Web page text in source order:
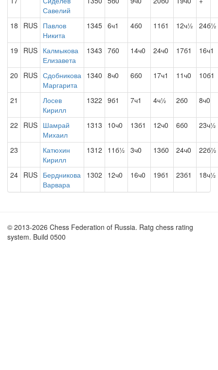
Савелий
18 RUS Павлов
Никита
1345 6ч1 4б0 11б1 12ч½ 24б½
19 RUS Калмыкова
Елизавета
1343 7б0 14ч0 24ч0 17б1 16ч1
20 RUS Сдобникова
Маргарита
1340 8ч0 6б0 17ч1 11ч0 10б1
21
Лосев
Кирилл
1322 9б1 7ч1 4ч½ 2б0 8ч0
22 RUS Шамрай
Михаил
1313 10ч0 13б1 12ч0 6б0 23ч½
23
Катюхин
Кирилл
1312 11б½ 3ч0 13б0 24ч0 22б½
24 RUS Бердникова
Варвара
1302 12ч0 16ч0 19б1 23б1 18ч½
© 2013-2026 Chess Federation of Russia. Ratg chess rating
system. Build 0500